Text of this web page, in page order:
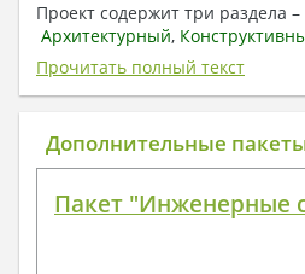
Проект содержит три раздела –
Архитектурный,
отопление, вентиляция,
электроснабжение
плату) + Пояснительная
1. Архитектурный раздел:
План
Поэтажные
Прочитать полный текст
Дополнительные
Пакет "Инженерные